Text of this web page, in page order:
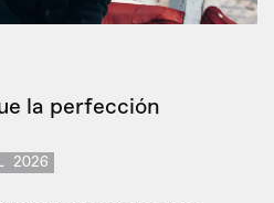
la perfección
2026